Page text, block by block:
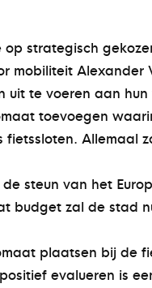
strategisch
mobiliteit
uit te voeren aan
toevoegen
Allemaal
steun van het
budget zal de stad
plaatsen bij de
evalueren is